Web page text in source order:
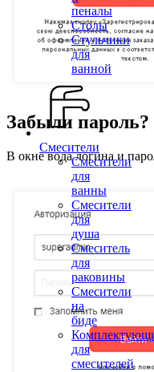
пеналы
Столы
Стульчики
для
ванной
Смесители
Смесители
для
ванны
Смесители
для
душа
Смеситель
для
раковины
Смесители
на
биде
для
смесителей
Забыли пароль?
В окне вода логина и